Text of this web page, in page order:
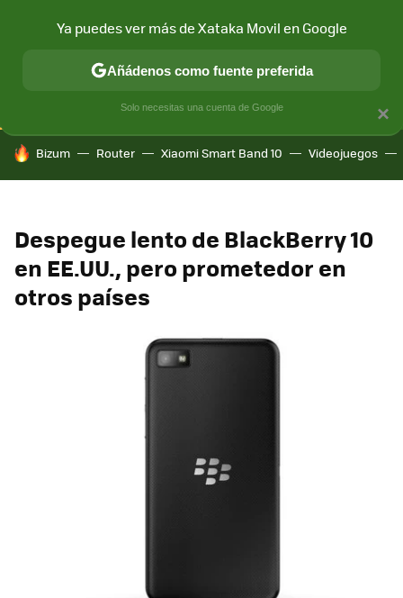
CONECTIVIDAD MÓVIL Y SOCIEDAD APLICACIONES
HOY SE HABLA DE
Bizum Router Xiaomi Smart Band 10 Videojuegos
Despegue lento de BlackBerry 10
en EE.UU., pero prometedor en
otros países
×
Ya puedes ver más de Xataka Movil en Google
Añádenos como fuente preferida
Solo necesitas una cuenta de Google